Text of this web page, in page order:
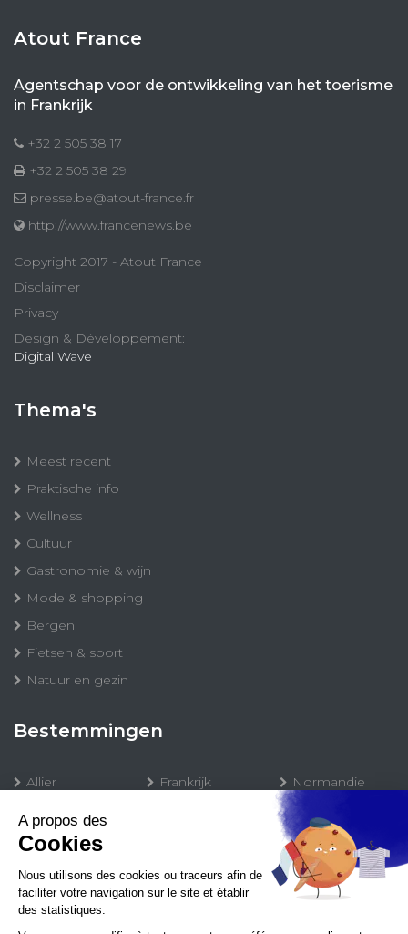
Atout France
Agentschap voor de ontwikkeling van het toerisme
in Frankrijk
+32 2 505 38 17
+32 2 505 38 29
presse.be@atout-france.fr
http://www.francenews.be
Copyright 2017 - Atout France
Disclaimer
Privacy
Design & Développement:
Digital Wave
Thema's
Meest recent
Praktische info
Wellness
Cultuur
Gastronomie & wijn
Mode & shopping
Bergen
Fietsen & sport
Natuur en gezin
Bestemmingen
Allier
Alsace
Biarritz Pays
Basque
Frankrijk
Lyon
Normandie
Sud de France
Oise
Outre-mer